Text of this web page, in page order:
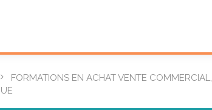
FORMATIONS EN ACHAT VENTE COMMERCIAL,